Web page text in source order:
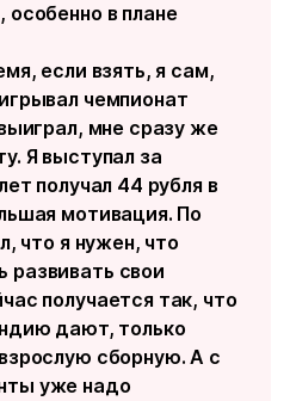
в плане
если взять, я сам,
чемпионат
мне сразу же
Я выступал за
получал 44 рубля в
мотивация. По
что я нужен, что
свои
получается так, что
дают, только
сборную. А с
уже надо